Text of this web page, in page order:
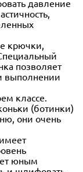
давление
крючки,
позволяет
выполнении
классе.
(ботинки)
они очень
юным